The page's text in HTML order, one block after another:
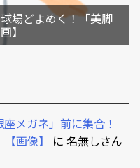
場どよめく！「美脚
】
メガネ」前に集合！
画像】
に 名無しさん